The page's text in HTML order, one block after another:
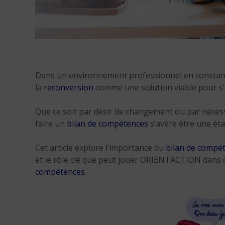
Dans un environnement professionnel en
la reconversion comme une solution viable pour
Que ce soit par désir de changement ou par
faire un bilan de compétences s’avère être une
Cet article explore l’importance du bilan de
et le rôle clé que peut jouer ORIENTACTION
compétences.